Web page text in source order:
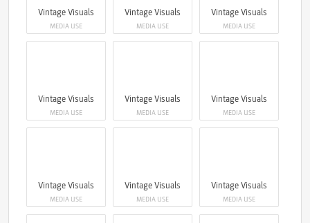
Vintage Visuals
MEDIA USE
Vintage Visuals
MEDIA USE
Vintage Visuals
MEDIA USE
Vintage Visuals
MEDIA USE
Vintage Visuals
MEDIA USE
Vintage Visuals
MEDIA USE
Vintage Visuals
MEDIA USE
Vintage Visuals
MEDIA USE
Vintage Visuals
MEDIA USE